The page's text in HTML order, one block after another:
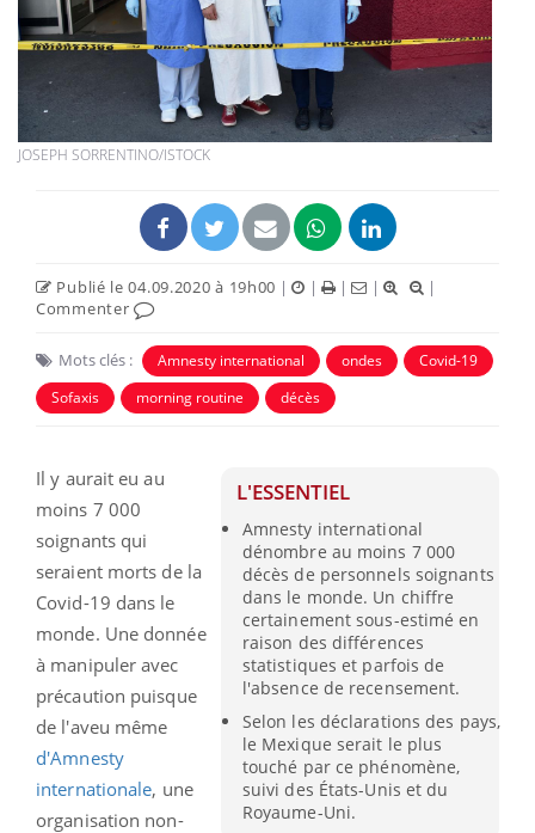
JOSEPH SORRENTINO/ISTOCK
Publié le 04.09.2020 à 19h00 | | | |
|
Commenter
Mots clés : Amnesty international ondes
Covid-19
Sofaxis
morning routine décès
L'ESSENTIEL
Amnesty international
dénombre au moins 7 000
décès de personnels soignants
dans le monde. Un chiffre
certainement sous-estimé en
raison des différences
statistiques et parfois de
l'absence de recensement.
Selon les déclarations des pays,
le Mexique serait le plus
touché par ce phénomène,
suivi des États-Unis et du
Royaume-Uni.
Il y aurait eu au
moins 7 000
soignants qui
seraient morts de la
Covid-19 dans le
monde. Une donnée
à manipuler avec
précaution puisque
de l'aveu même
d'Amnesty
internationale, une
organisation non-